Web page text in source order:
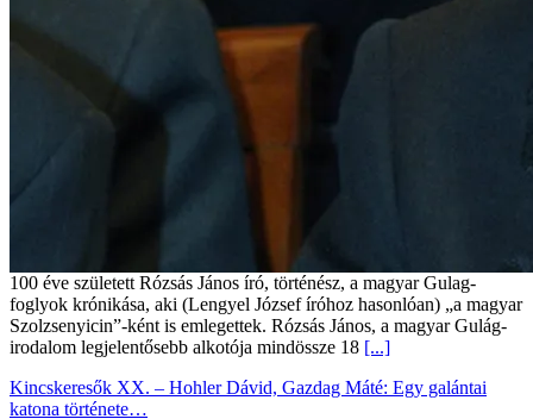
100 éve született Rózsás János író, történész, a magyar Gulag-
foglyok krónikása, aki (Lengyel József íróhoz hasonlóan) „a magyar
Szolzsenyicin”-ként is emlegettek. Rózsás János, a magyar Gulág-
irodalom legjelentősebb alkotója mindössze 18 [...]
Kincskeresők XX. – Hohler Dávid, Gazdag Máté: Egy galántai
katona története…